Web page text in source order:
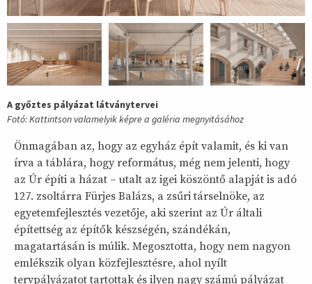
A győztes pályázat látványtervei
Fotó: Kattintson valamelyik képre a galéria megnyitásához
Önmagában az, hogy az egyház épít valamit, és ki van
írva a táblára, hogy református, még nem jelenti, hogy
az Úr építi a házat – utalt az igei köszöntő alapját is adó
127. zsoltárra Fürjes Balázs, a zsűri társelnöke, az
egyetemfejlesztés vezetője, aki szerint az Úr általi
építettség az építők készségén, szándékán,
magatartásán is múlik. Megosztotta, hogy nem nagyon
emlékszik olyan közfejlesztésre, ahol nyílt
tervpályázatot tartottak és ilyen nagy számú pályázat